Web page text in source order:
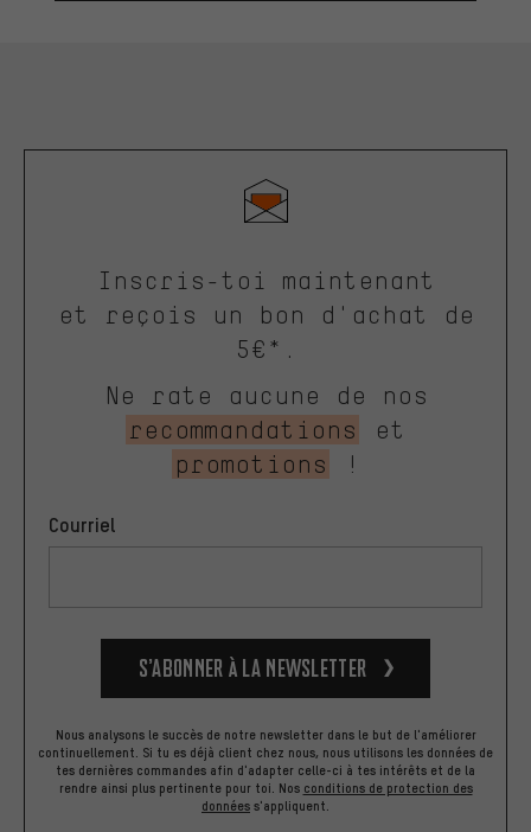
Inscris-toi maintenant
et reçois un bon d'achat de
5€*.
Ne rate aucune de nos
recommandations
et
promotions
!
Courriel
S’abonner à la newsletter
Nous analysons le succès de notre newsletter dans le but de l'améliorer
continuellement. Si tu es déjà client chez nous, nous utilisons les données de
tes dernières commandes afin d'adapter celle-ci à tes intérêts et de la
rendre ainsi plus pertinente pour toi. Nos conditions de protection des
données s'appliquent.